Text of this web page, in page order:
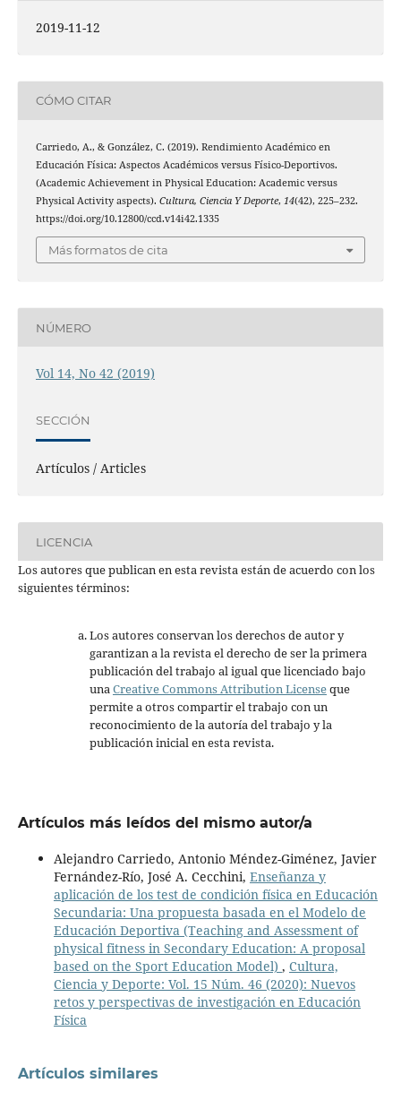
2019-11-12
CÓMO CITAR
Carriedo, A., & González, C. (2019). Rendimiento Académico en
Educación Física: Aspectos Académicos versus Físico-Deportivos.
(Academic Achievement in Physical Education: Academic versus
Physical Activity aspects). Cultura, Ciencia Y Deporte, 14(42), 225–232.
https://doi.org/10.12800/ccd.v14i42.1335
Más formatos de cita
NÚMERO
Vol 14, No 42 (2019)
SECCIÓN
Artículos / Articles
LICENCIA
Los autores que publican en esta revista están de acuerdo con los
siguientes términos:
Los autores conservan los derechos de autor y
garantizan a la revista el derecho de ser la primera
publicación del trabajo al igual que licenciado bajo
unaCreative Commons Attribution Licenseque
permite a otros compartir el trabajo con un
reconocimiento de la autoría del trabajo y la
publicación inicial en esta revista.
Artículos más leídos del mismo autor/a
Alejandro Carriedo, Antonio Méndez-Giménez, Javier
Fernández-Río, José A. Cecchini, Enseñanza y
aplicación de los test de condición física en Educación
Secundaria: Una propuesta basada en el Modelo de
Educación Deportiva (Teaching and Assessment of
physical fitness in Secondary Education: A proposal
based on the Sport Education Model) , Cultura,
Ciencia y Deporte: Vol. 15 Núm. 46 (2020): Nuevos
retos y perspectivas de investigación en Educación
Física
Artículos similares